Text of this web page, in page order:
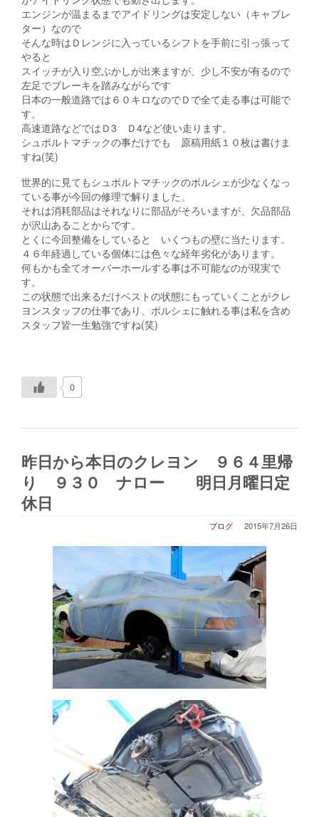
エンジンが温まるまでアイドリングは安定しない（キャブレ
ター）なので
そんな時はＤレンジに入っているシフトを手前に引っ張って
やると
スイッチが入り空ぶかしが出来ますが、少し不安が有るので
左足でブレーキを踏みながらです
日本の一般道路では６０キロなのでＤで全て走る事は可能で
す。
高速道路などではＤ3 Ｄ4など使い走ります。
シュポルトマチックの事だけでも 原稿用紙１０枚は書けま
すね(笑)
世界的に見てもシュポルトマチックのポルシェが少なくなっ
ている事が今回の修理で解りました。
それは消耗部品はそれなりに部品がそろいますが、欠品部品
が沢山あることからです。
とくに今回整備をしていると いくつもの壁に当たります。
４６年経過している個体には色々な経年劣化があります。
何もかも全てオーバーホールする事は不可能なのが現実で
す。
この状態で出来るだけベストの状態にもっていくことがクレ
ヨンスタッフの仕事であり、ポルシェに触れる事は私を含め
スタッフ皆一生勉強ですね(笑)
0
昨日から本日のクレヨン ９６４里帰
り ９３０ ナロー 明日月曜日定
休日
2015年7月26日
ブログ